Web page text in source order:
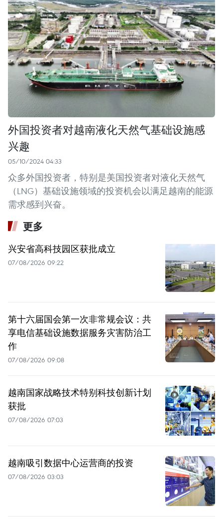
外国投资者对越南液化天然气基础设施感
兴趣
05/10/2024 04:33
众多外国投资者，特别是美国投资者对液化天然气
（LNG）基础设施领域的投资机会以满足越南的能源
需求感到兴奋。
更多
兴安省高科技园区获批成立
07/08/2026 09:22
第十六届国会第一次非常规会议：共
享电信基础设施数据服务灾害防治工
作
07/08/2026 09:08
越南国家战略技术特别科技创新计划
获批
07/08/2026 07:03
越南吸引数据中心运营商的投资
07/08/2026 03:03